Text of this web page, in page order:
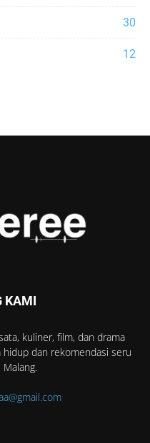
30
12
KAMI
kuliner, film, dan drama
hidup dan rekomendasi seru